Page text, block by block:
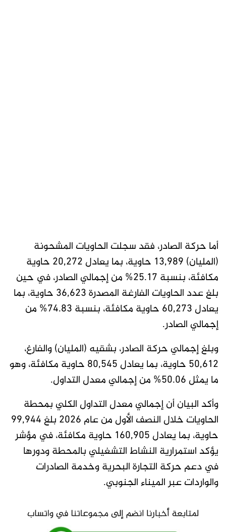
أما حركة الصادر، فقد سجلت الحاويات المشحونة
(المليان) 13,989 حاوية، بما يعادل 20,272 حاوية
مكافئة، بنسبة 25.17% من إجمالي الصادر، في حين
بلغ عدد الحاويات الفارغة المصدرة 36,623 حاوية، بما
يعادل 60,273 حاوية مكافئة، بنسبة 74.83% من
إجمالي الصادر.
وبلغ إجمالي حركة الصادر، بشقيه (المليان) والفارغ،
50,612 حاوية، بما يعادل 80,545 حاوية مكافئة، وهو
ما يمثل 50.06% من إجمالي معدل التداول.
وأكد البيان أن إجمالي معدل التداول الكلي بمحطة
الحاويات خلال النصف الأول من عام 2026 بلغ 99,944
حاوية، بما يعادل 160,905 حاوية مكافئة، في مؤشر
يؤكد استمرارية النشاط التشغيلي بالمحطة ودورها
في دعم حركة التجارة البحرية وخدمة الصادرات
والواردات عبر الميناء الجنوبي.